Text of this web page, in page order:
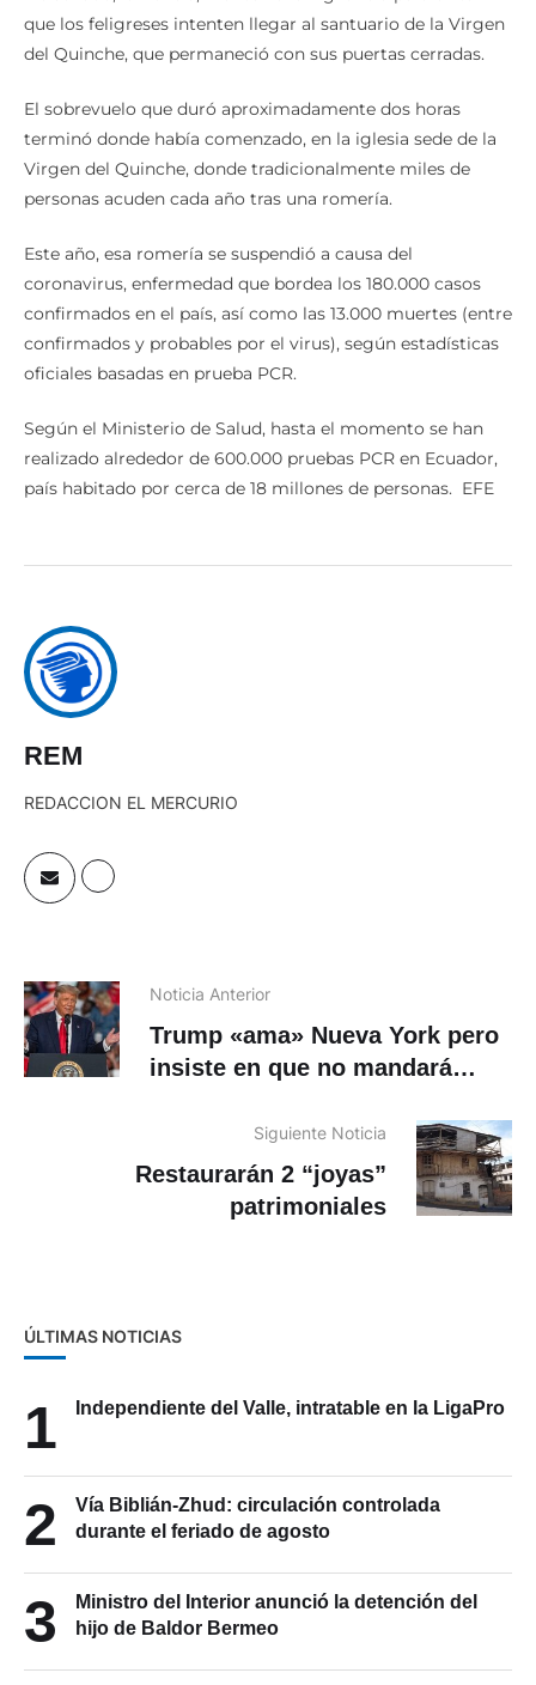
que los feligreses intenten llegar al santuario de la Virgen
del Quinche, que permaneció con sus puertas cerradas.
El sobrevuelo que duró aproximadamente dos horas
terminó donde había comenzado, en la iglesia sede de la
Virgen del Quinche, donde tradicionalmente miles de
personas acuden cada año tras una romería.
Este año, esa romería se suspendió a causa del
coronavirus, enfermedad que bordea los 180.000 casos
confirmados en el país, así como las 13.000 muertes (entre
confirmados y probables por el virus), según estadísticas
oficiales basadas en prueba PCR.
Según el Ministerio de Salud, hasta el momento se han
realizado alrededor de 600.000 pruebas PCR en Ecuador,
país habitado por cerca de 18 millones de personas. EFE
REM
REDACCION EL MERCURIO
Noticia Anterior
Trump «ama» Nueva York pero
insiste en que no mandará
Siguiente Noticia
Restaurarán 2 “joyas”
patrimoniales
ÚLTIMAS NOTICIAS
1 Independiente del Valle, intratable en la LigaPro
2
Vía Biblián-Zhud: circulación controlada
durante el feriado de agosto
3
Ministro del Interior anunció la detención del
hijo de Baldor Bermeo